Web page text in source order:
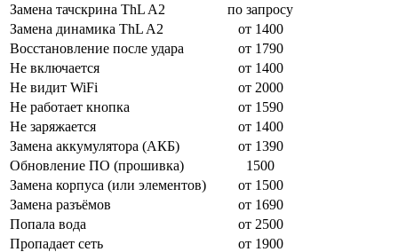
Замена тачскрина ThL A2
по запросу
Замена динамика ThL A2
от 1400
Восстановление после удара
от 1790
Не включается
от 1400
Не видит WiFi
от 2000
Не работает кнопка
от 1590
Не заряжается
от 1400
Замена аккумулятора (АКБ)
от 1390
Обновление ПО (прошивка)
1500
Замена корпуса (или элементов)
от 1500
Замена разъёмов
от 1690
Попала вода
от 2500
Пропадает сеть
от 1900